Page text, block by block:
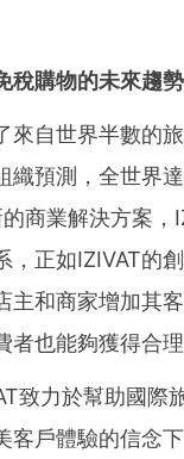
稅購物的未來趨
來自世界半數的
織預測，全世界
商業解決方案
正如IZIVAT的
主和商家增加其
也能夠獲得合
致力於幫助國際
客戶體驗的信念